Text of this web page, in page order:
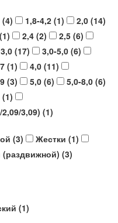
(4) 1,8-4,2 (1) 2,0 (14)
(1) 2,4 (2) 2,5 (6)
3,0 (17) 3,0-5,0 (6)
(1) 4,0 (11)
(3) 5,0 (6) 5,0-8,0 (6)
(1)
3,09) (1)
(3) Жестки (1)
(раздвижной) (3)
(1)